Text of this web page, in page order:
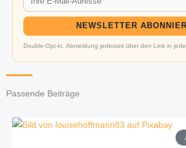
NEWSLETTER
Double-Opt-in. Abmeldung jederzeit über den Link in
Passende Beiträge